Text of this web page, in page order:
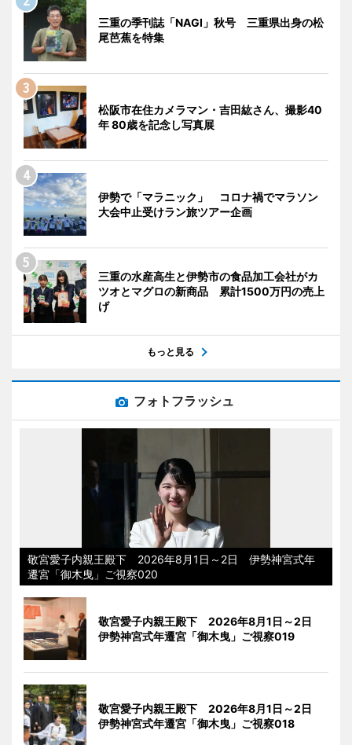
三重の季刊誌「NAGI」秋号 三重県出身の松
尾芭蕉を特集
松阪市在住カメラマン・吉田紘さん、撮影40
年 80歳を記念し写真展
伊勢で「マラニック」 コロナ禍でマラソン
大会中止受けラン旅ツアー企画
三重の水産高生と伊勢市の食品加工会社がカ
ツオとマグロの新商品 累計1500万円の売上
げ
もっと見る
フォトフラッシュ
敬宮愛子内親王殿下 2026年8月1日～2日 伊勢神宮式年
遷宮「御木曳」ご視察020
敬宮愛子内親王殿下 2026年8月1日～2日
伊勢神宮式年遷宮「御木曳」ご視察019
敬宮愛子内親王殿下 2026年8月1日～2日
伊勢神宮式年遷宮「御木曳」ご視察018